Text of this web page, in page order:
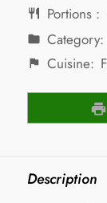
Portions :
Category:
Cuisine:
Description